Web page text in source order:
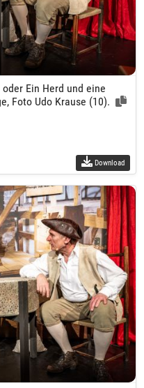
oder Ein Herd und eine
Foto Udo Krause (10).
Download